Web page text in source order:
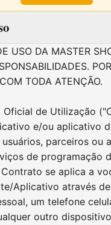
USO DA MASTER
TODA ATENÇÃO.
Oficial de Utilização
e/ou aplicativo
parceiros ou
de programação
se aplica a
Aplicativo através
um telefone
outro